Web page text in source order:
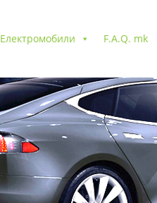
Електромобили F.A.Q. mk